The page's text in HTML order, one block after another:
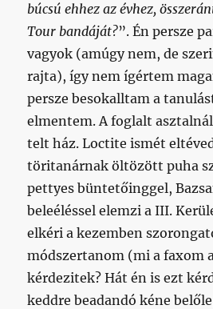
búcsú ehhez az évhez,
Tour bandáját?”. Én persze
vagyok (amúgy nem, de
rajta), így nem ígértem
persze besokalltam a
elmentem. A foglalt
telt ház. Loctite ismét
töritanárnak öltözött puha
pettyes büntetőinggel,
beleéléssel elemzi a III.
elkéri a kezemben
módszertanom (mi a faxom
kérdezitek? Hát én is ezt
keddre beadandó kéne